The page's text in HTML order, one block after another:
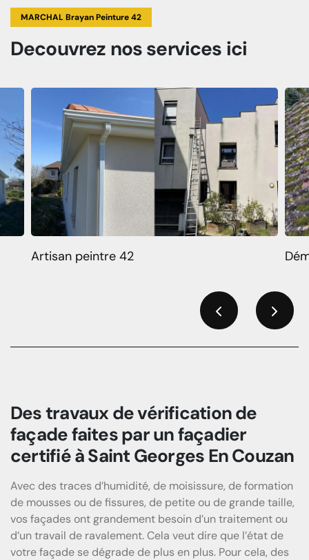
MARCHAL Brayan Peinture 42
Decouvrez nos services ici
Artisan peintre 42
Des travaux de vérification de
façade faites par un façadier
certifié à Saint Georges En Couzan
Avec des traces d’humidité, de moisissure, de formation
de mousses ou de fissures, de petite ou de grande taille,
vos façades ont grandement besoin d’un traitement ou
d’un travail de ravalement. Cela veut dire que l’état de
votre façade se dégrade de plus en plus. Pour cela, des